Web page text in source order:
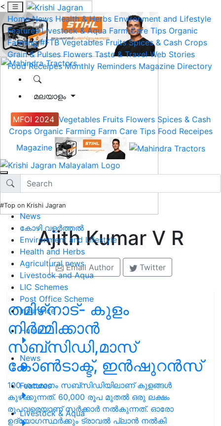
<
Home News Health & Herbs Environment and Lifestyle
Features Livestock & Aqua Farm Care Tips Organic
Farming #FTB Vegetables Fruits Spices & Cash Crops
Grain & Pulses Flowers Taste & Travel Web Stories
Food Receipes Monthly Reminders Magazine Directory
മലയാളം
MFOI 2024 Vegetables Fruits Flowers Spices & Cash
Crops Organic Farming Farm Care Tips Food Receipes
Magazine
#Top on Krishi Jagran
News
കോഴി വളർത്തൽ
Environment and Lifestyle
Health and Herbs
Agricultural news
Livestock and Aqua
LIC Schemes
Post Office Scheme
Insurance
Home
News
Features
Livestock & Aqua
Ajith Kumar V R
Email Author Twitter
തമിഴ്‌നാട്- കുളം
നിര്‍മ്മിക്കാന്‍
സബ്‌സിഡി,മാസ്
കോണ്‍ടാക്ട്, ഇന്‍ഷുറന്‍സ്
100 ശതമാനം സബ്‌സിഡിയിലാണ് കുളങ്ങള്‍
കുഴിക്കുന്നത്. 60,000 രൂപ മുതല്‍ ഒരു ലക്ഷം
രൂപവരെയാണ് സര്‍ക്കാര്‍ നല്‍കുന്നത്. ഓരോ
ഉദ്യോഗസ്ഥര്‍ക്കും ട്രാവല്‍ പ്ലാന്‍ നല്‍കി